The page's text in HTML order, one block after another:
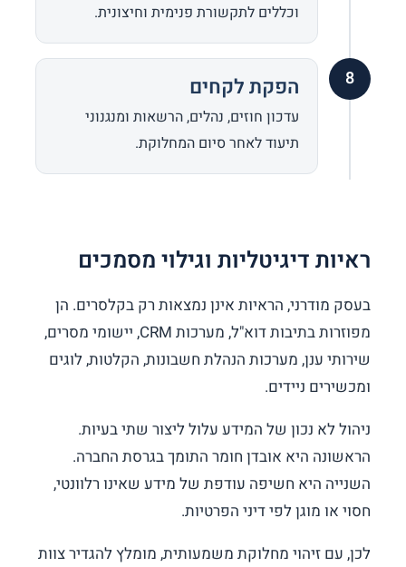
וכללים לתקשורת פנימית וחיצונית.
8 הפקת לקחים
עדכון חוזים, נהלים, הרשאות ומנגנוני
תיעוד לאחר סיום המחלוקת.
ראיות דיגיטליות וגילוי מסמכים
בעסק מודרני, הראיות אינן נמצאות רק בקלסרים. הן
מפוזרות בתיבות דוא"ל, מערכות CRM, יישומי מסרים,
שירותי ענן, מערכות הנהלת חשבונות, הקלטות, לוגים
ומכשירים ניידים.
ניהול לא נכון של המידע עלול ליצור שתי בעיות.
הראשונה היא אובדן חומר התומך בגרסת החברה.
השנייה היא חשיפה עודפת של מידע שאינו רלוונטי,
חסוי או מוגן לפי דיני הפרטיות.
לכן, עם זיהוי מחלוקת משמעותית, מומלץ להגדיר צוות